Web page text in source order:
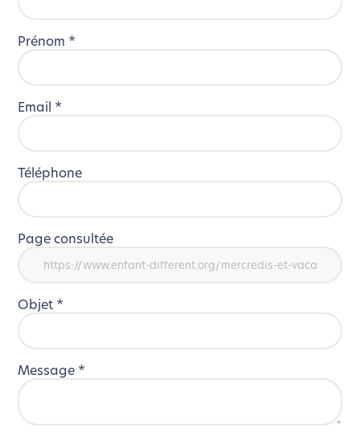
Prénom *
Email *
Téléphone
Page consultée
Objet *
Message *